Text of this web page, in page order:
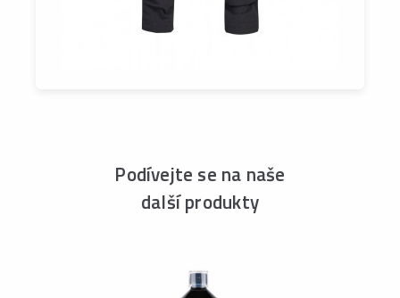
Podívejte se na naše
další produkty